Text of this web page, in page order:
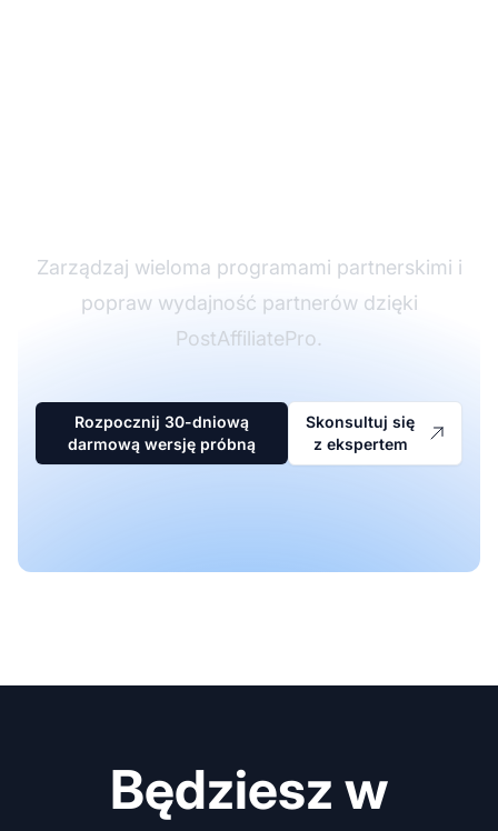
Zarządzaj wieloma programami partnerskimi i
popraw wydajność partnerów dzięki
PostAffiliatePro.
Rozpocznij 30-dniową
darmową wersję próbną
Skonsultuj się
z ekspertem
Będziesz w